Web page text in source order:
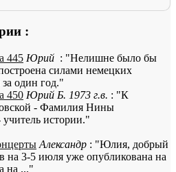
:
445 Юрий : "Нелишне было бы
силами немецких
один год."
450 Юрий Б. 1973 г.в. : "К
- Фамилия Нины
истории."
Александр : "Юлия, добрый
на 3-5 июля уже опубликована на
на ..."